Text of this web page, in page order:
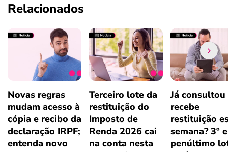
Relacionados
Novas regras
mudam acesso à
cópia e recibo da
declaração IRPF;
entenda novo
Terceiro lote da
restituição do
Imposto de
Renda 2026 cai
na conta nesta
Já consultou
recebe
restituição
semana? 3º e
penúltimo